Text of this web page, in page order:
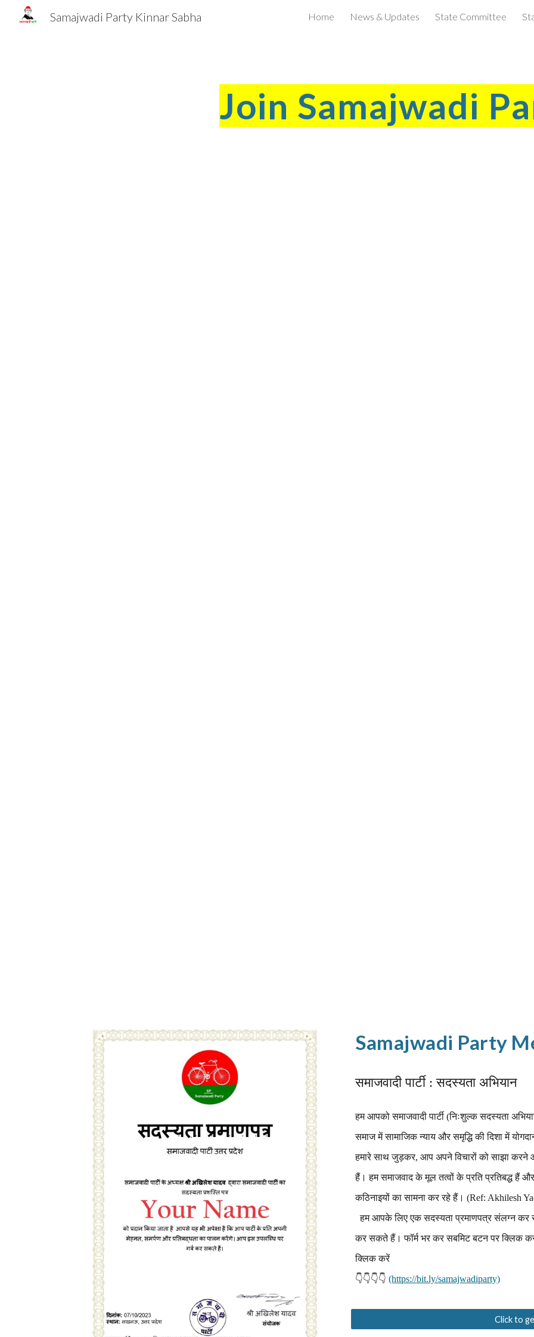
Skip to main content Skip to
Samajwadi Party Kinnar Sabha Home News & Updates State Committee
Join Samajwadi
Samajwadi Party
समाजवादी पार्टी : सदस्यता अभियान
हम आपको समाजवादी पार्टी (निःशुल्क सदस्यता
समाज में सामाजिक न्याय और समृद्धि की दिशा में
हमारे साथ जुड़कर, आप अपने विचारों को साझा करने
हैं। हम समाजवाद के मूल तत्वों के प्रति प्रतिबद्ध हैं
कठिनाइयों का सामना कर रहे हैं। (Ref: Akhilesh
हम आपके लिए एक सदस्यता प्रमाणपत्र संलग्न
कर सकते हैं। फॉर्म भर कर सबमिट बटन पर क्लिक
क्लिक करें
👇👇👇👇(https://bit.ly/samajwadiparty)
Click to